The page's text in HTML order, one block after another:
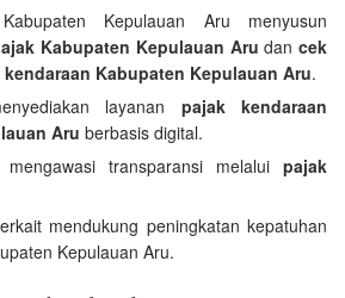
Kepulauan Aru menyusun
Kabupaten Kepulauan Aru dancek
Kabupaten Kepulauan Aru.
layanan pajak kendaraan
Aru berbasis digital.
transparansi melalui pajak
mendukung peningkatan kepatuhan
Kepulauan Aru.